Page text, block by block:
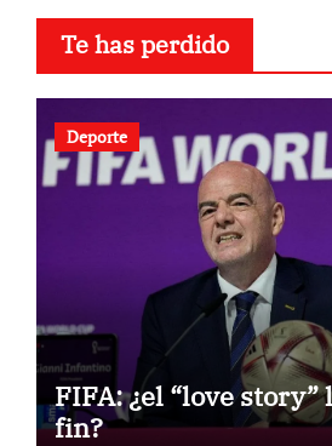
Te has perdido
Deporte
FIFA: ¿el “love story”
fin?